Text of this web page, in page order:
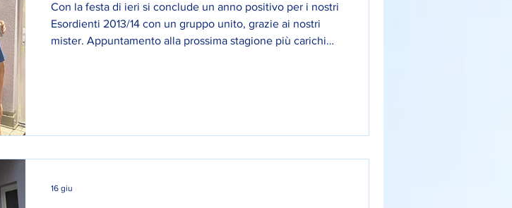
Con la festa di ieri si conclude un anno positivo per i nostri
Esordienti 2013/14 con un gruppo unito, grazie ai nostri
mister. Appuntamento alla prossima stagione più carichi
16 giu